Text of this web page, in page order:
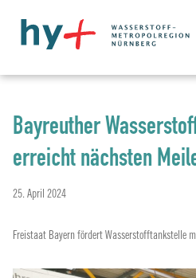
Bayreuther
erreicht nächsten
25. April 2024
Freistaat Bayern fördert Wasserstofftankstelle